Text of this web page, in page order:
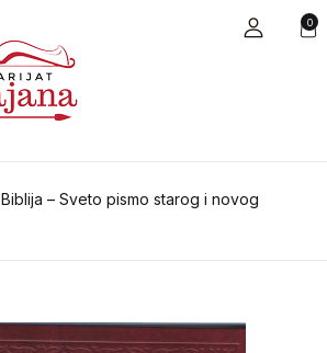
0
Biblija – Sveto pismo starog i novog